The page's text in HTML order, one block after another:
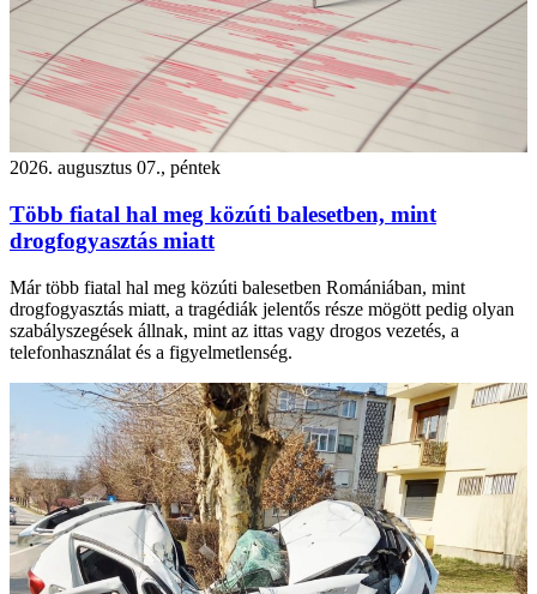
2026. augusztus 07., péntek
Több fiatal hal meg közúti balesetben, mint
drogfogyasztás miatt
Már több fiatal hal meg közúti balesetben Romániában, mint
drogfogyasztás miatt, a tragédiák jelentős része mögött pedig olyan
szabályszegések állnak, mint az ittas vagy drogos vezetés, a
telefonhasználat és a figyelmetlenség.